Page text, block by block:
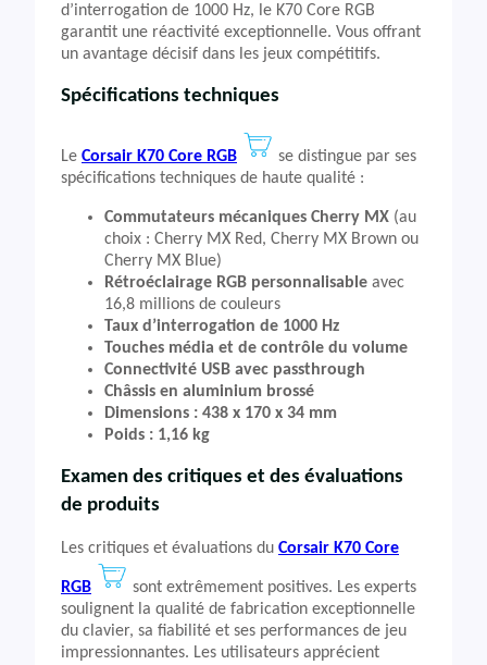
d’interrogation de 1000 Hz, le K70 Core RGB
garantit une réactivité exceptionnelle. Vous offrant
un avantage décisif dans les jeux compétitifs.
Spécifications techniques
Le Corsair K70 Core RGB
se distingue par ses
spécifications techniques de haute qualité :
Commutateurs mécaniques Cherry MX (au
choix : Cherry MX Red, Cherry MX Brown ou
Cherry MX Blue)
Rétroéclairage RGB personnalisable avec
16,8 millions de couleurs
Taux d’interrogation de 1000 Hz
Touches média et de contrôle du volume
Connectivité USB avec passthrough
Châssis en aluminium brossé
Dimensions : 438 x 170 x 34 mm
Poids : 1,16 kg
Examen des critiques et des évaluations
de produits
Les critiques et évaluations du Corsair K70 Core
RGB
sont extrêmement positives. Les experts
soulignent la qualité de fabrication exceptionnelle
du clavier, sa fiabilité et ses performances de jeu
impressionnantes. Les utilisateurs apprécient